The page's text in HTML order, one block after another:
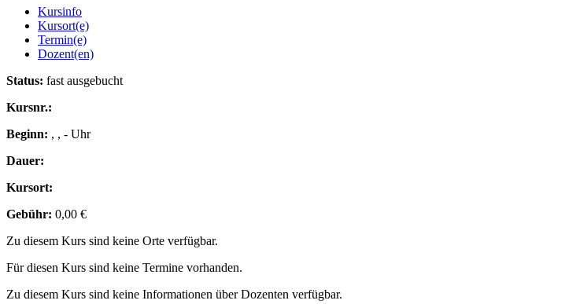
Kursinfo
Kursort(e)
Termin(e)
Dozent(en)
Status: fast ausgebucht
Kursnr.:
Beginn: , , - Uhr
Dauer:
Kursort:
Gebühr: 0,00 €
Zu diesem Kurs sind keine Orte verfügbar.
Für diesen Kurs sind keine Termine vorhanden.
Zu diesem Kurs sind keine Informationen über Dozenten verfügbar.